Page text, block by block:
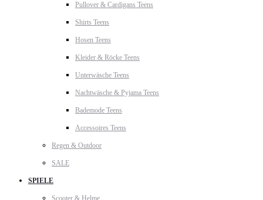
Pullover & Cardigans Teens
Shirts Teens
Hosen Teens
Kleider & Röcke Teens
Unterwäsche Teens
Nachtwäsche & Pyjama Teens
Bademode Teens
Accessoires Teens
Regen & Outdoor
SALE
SPIELE
Scooter & Helme